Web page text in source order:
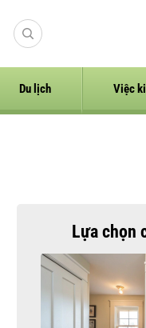
Du lịch Việc
Lựa chọn